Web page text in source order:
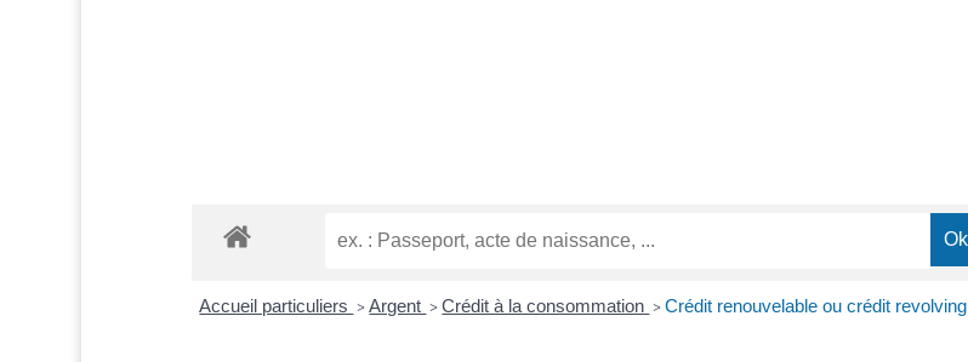
Accueil particuliers > Argent > Crédit à la consommation > Crédit renouvelable ou crédit revolving